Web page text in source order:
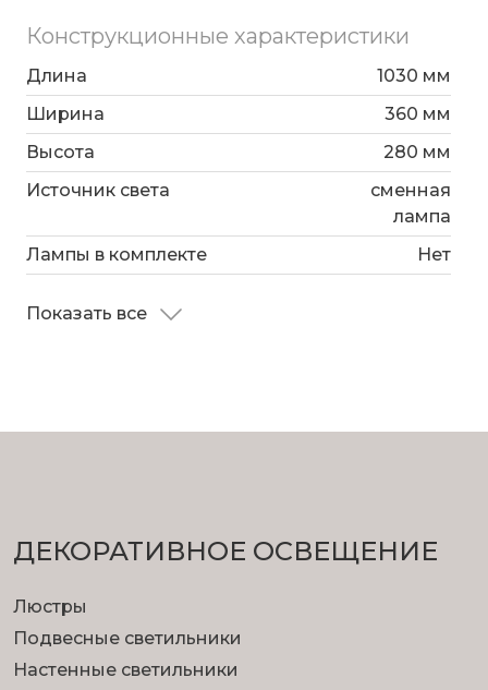
Конструкционные характеристики
Длина
1030 мм
Ширина
360 мм
Высота
280 мм
Источник света
сменная
лампа
Лампы в комплекте
Нет
Показать все
ДЕКОРАТИВНОЕ ОСВЕЩЕНИЕ
Люстры
Подвесные светильники
Настенные светильники